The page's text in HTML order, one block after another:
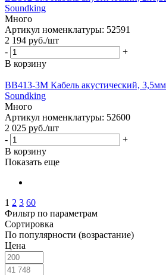
Soundking
Много
Артикул номенклатуры: 52591
2 194 руб./шт
-
+
В корзину
BB413-3M Кабель акустический,
Soundking
Много
Артикул номенклатуры: 52600
2 025 руб./шт
-
+
В корзину
Показать еще
1 2 3 60
Фильтр по параметрам
Сортировка
По популярности (возрастание)
Цена